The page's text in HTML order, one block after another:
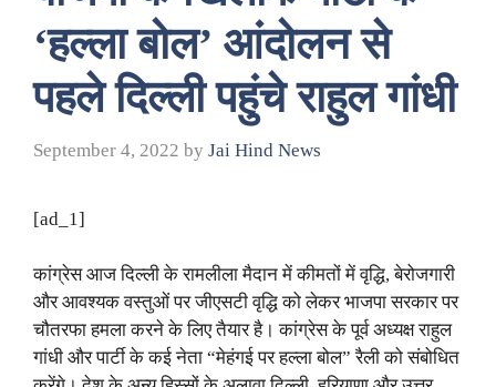
‘हल्ला बोल’ आंदोलन से
पहले दिल्ली पहुंचे राहुल गांधी
September 4, 2022 by Jai Hind News
[ad_1]
कांग्रेस आज दिल्ली के रामलीला मैदान में कीमतों में वृद्धि, बेरोजगारी
और आवश्यक वस्तुओं पर जीएसटी वृद्धि को लेकर भाजपा सरकार पर
चौतरफा हमला करने के लिए तैयार है। कांग्रेस के पूर्व अध्यक्ष राहुल
गांधी और पार्टी के कई नेता “मेहंगई पर हल्ला बोल” रैली को संबोधित